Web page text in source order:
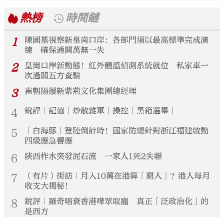
熱榜
時間鏈
1
陳國基視察新皇崗口岸：各部門須以最高標準完成演
練 確保通關萬無一失
2
皇崗口岸新動態！紅外體溫偵測系統就位 私家車一
次過關五方查驗
3 崔朝陽履新紫荊文化集團總經理
4 銳評｜記協「炒散雜軍」操控「黑箱選舉」
5
「白海豚」登陸倒計時！國家防總針對浙江福建啟動
四級應急響應
6 陝西柞水突發泥石流 一家人1死2失聯
7
（有片）街訪｜月入10萬在港算「窮人」？港人每月
收支大揭秘！
8
銳評｜羅奇唱衰香港嘩眾取寵 真正「泛政治化」的
是西方